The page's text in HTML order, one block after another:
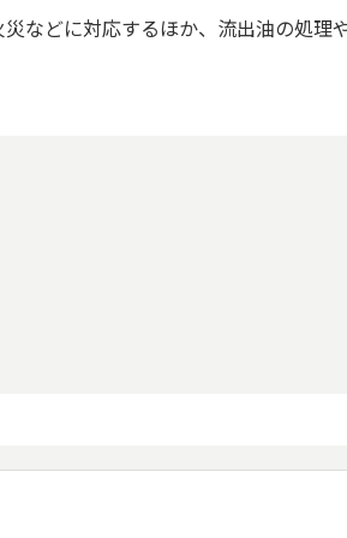
などに対応するほか、流出油の処理